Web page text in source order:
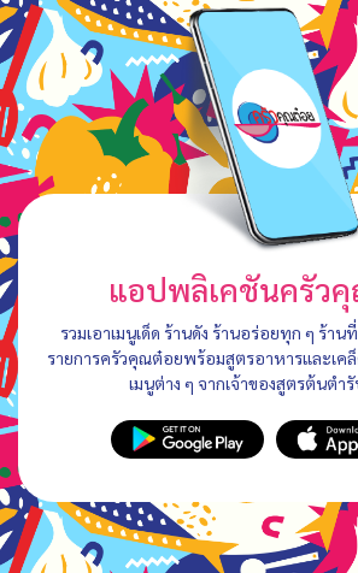
แอปพลิเคชันครัว
รวมเอาเมนูเด็ด ร้านดัง ร้านอร่อยทุก ๆ ร้า
รายการครัวคุณต๋อยพร้อมสูตรอาหารและเค
เมนูต่าง ๆ จากเจ้าของสูตรต้นตำ